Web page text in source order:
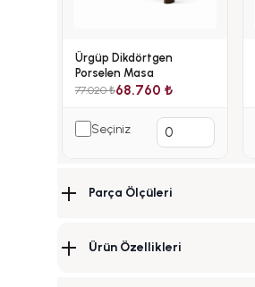
Ürgüp Dikdörtgen
Porselen Masa
77.020 ₺68.760 ₺
Seçiniz
Parça Ölçüleri
Ürün Özellikleri